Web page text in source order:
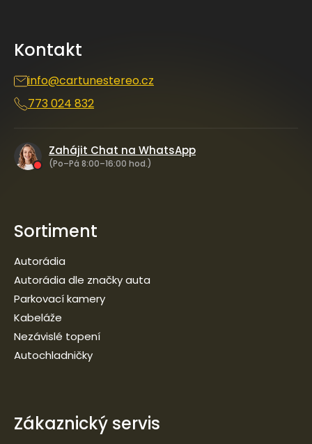
Kontakt
info@cartunestereo.cz
773 024 832
Zahájit Chat na WhatsApp
(Po–Pá 8:00–16:00 hod.)
Sortiment
Autorádia
Autorádia dle značky auta
Parkovací kamery
Kabeláže
Nezávislé topení
Autochladničky
Zákaznický servis